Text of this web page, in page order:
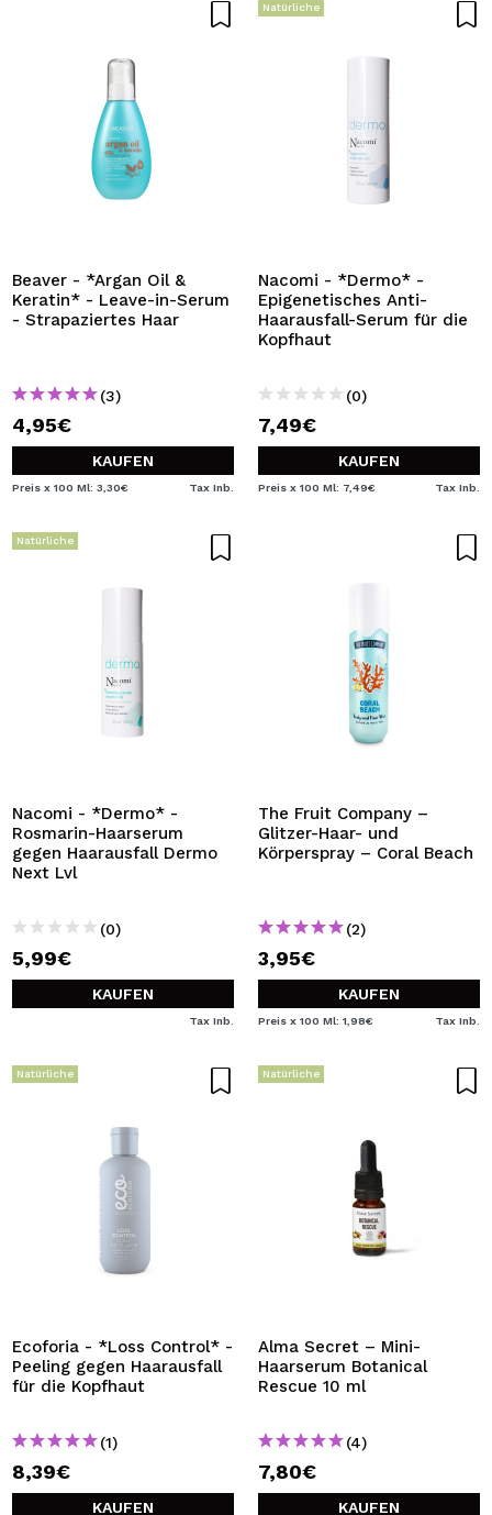
Beaver - *Argan Oil &
Keratin* - Leave-in-Serum
- Strapaziertes Haar
(3)
4,95€
KAUFEN
Preis x 100 Ml: 3,30€ Tax Inb.
Natürliche
Nacomi - *Dermo* -
Epigenetisches Anti-
Haarausfall-Serum für die
Kopfhaut
(0)
7,49€
KAUFEN
Preis x 100 Ml: 7,49€ Tax Inb.
Natürliche
Nacomi - *Dermo* -
Rosmarin-Haarserum
gegen Haarausfall Dermo
Next Lvl
(0)
5,99€
KAUFEN
Tax Inb.
The Fruit Company –
Glitzer-Haar- und
Körperspray – Coral Beach
(2)
3,95€
KAUFEN
Preis x 100 Ml: 1,98€ Tax Inb.
Natürliche
Ecoforia - *Loss Control* -
Peeling gegen Haarausfall
für die Kopfhaut
(1)
8,39€
KAUFEN
Natürliche
Alma Secret – Mini-
Haarserum Botanical
Rescue 10 ml
(4)
7,80€
KAUFEN